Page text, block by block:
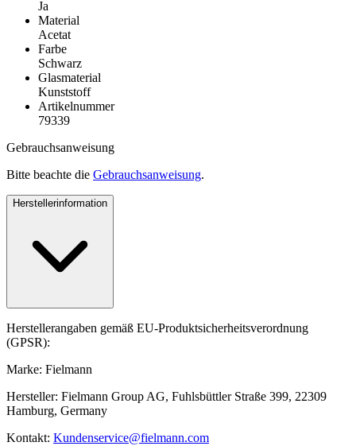
Ja
Material
Acetat
Farbe
Schwarz
Glasmaterial
Kunststoff
Artikelnummer
79339
Gebrauchsanweisung
Bitte beachte die Gebrauchsanweisung.
Herstellerinformation
Herstellerangaben gemäß EU-Produktsicherheitsverordnung
(GPSR):
Marke: Fielmann
Hersteller: Fielmann Group AG, Fuhlsbüttler Straße 399, 22309
Hamburg, Germany
Kontakt: Kundenservice@fielmann.com